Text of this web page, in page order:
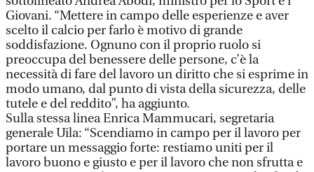
Giovani. “Mettere in campo delle esperienze e aver
scelto il calcio per farlo è motivo di grande
soddisfazione. Ognuno con il proprio ruolo si
preoccupa del benessere delle persone, c’è la
necessità di fare del lavoro un diritto che si esprime in
modo umano, dal punto di vista della sicurezza, delle
tutele e del reddito”, ha aggiunto.
Sulla stessa linea Enrica Mammucari, segretaria
generale Uila: “Scendiamo in campo per il lavoro per
portare un messaggio forte: restiamo uniti per il
lavoro buono e giusto e per il lavoro che non sfrutta e